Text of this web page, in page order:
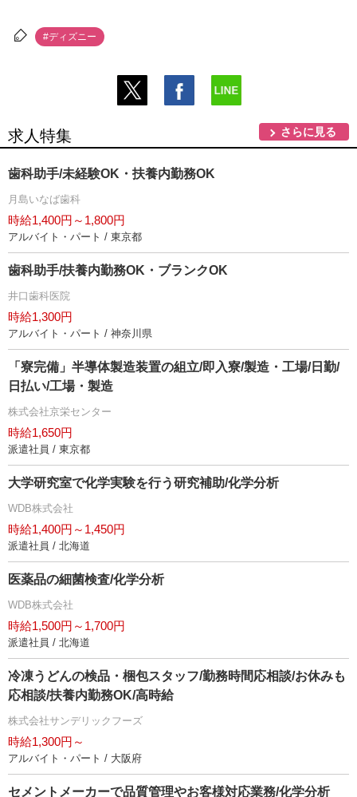
#ディズニー
求人特集 さらに見る
歯科助手/未経験OK・扶養内勤務OK
月島いなば歯科
時給1,400円～1,800円
アルバイト・パート / 東京都
歯科助手/扶養内勤務OK・ブランクOK
井口歯科医院
時給1,300円
アルバイト・パート / 神奈川県
「寮完備」半導体製造装置の組立/即入寮/製造・工場/日勤/
日払い/工場・製造
株式会社京栄センター
時給1,650円
派遣社員 / 東京都
大学研究室で化学実験を行う研究補助/化学分析
WDB株式会社
時給1,400円～1,450円
派遣社員 / 北海道
医薬品の細菌検査/化学分析
WDB株式会社
時給1,500円～1,700円
派遣社員 / 北海道
冷凍うどんの検品・梱包スタッフ/勤務時間応相談/お休みも
応相談/扶養内勤務OK/高時給
株式会社サンデリックフーズ
時給1,300円～
アルバイト・パート / 大阪府
セメントメーカーで品質管理やお客様対応業務/化学分析